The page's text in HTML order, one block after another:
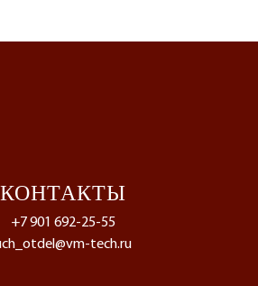
КОНТАКТЫ
+7 901 692-25-55
tech.ru